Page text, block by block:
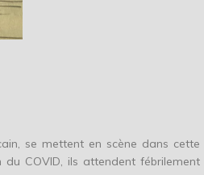
se mettent en scène dans cette
COVID, ils attendent fébrilement